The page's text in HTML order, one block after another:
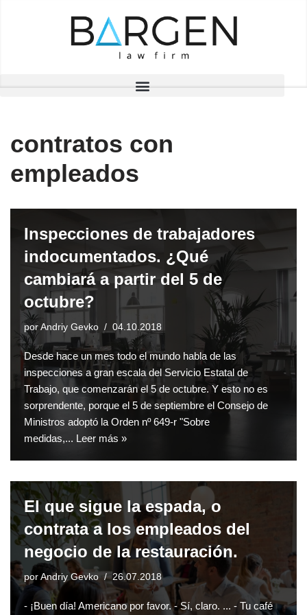
contratos con
empleados
Inspecciones de trabajadores
indocumentados. ¿Qué
cambiará a partir del 5 de
octubre?
por Andriy Gevko 04.10.2018
Desde hace un mes todo el mundo habla de las
inspecciones a gran escala del Servicio Estatal de
Trabajo, que comenzarán el 5 de octubre. Y esto no es
sorprendente, porque el 5 de septiembre el Consejo de
Ministros adoptó la Orden nº 649-r "Sobre
medidas,... Leer más »
El que sigue la espada, o
contrata a los empleados del
negocio de la restauración.
por Andriy Gevko 26.07.2018
- ¡Buen día! Americano por favor. - Sí, claro. ... - Tu café